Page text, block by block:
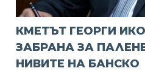
КМЕТЪТ ГЕОРГИ
ЗАБРАНА ЗА
НИВИТЕ НА БАНСКО